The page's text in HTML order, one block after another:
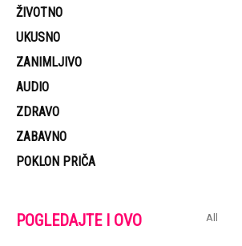
ŽIVOTNO
UKUSNO
ZANIMLJIVO
AUDIO
ZDRAVO
ZABAVNO
POKLON PRIČA
POGLEDAJTE I OVO All